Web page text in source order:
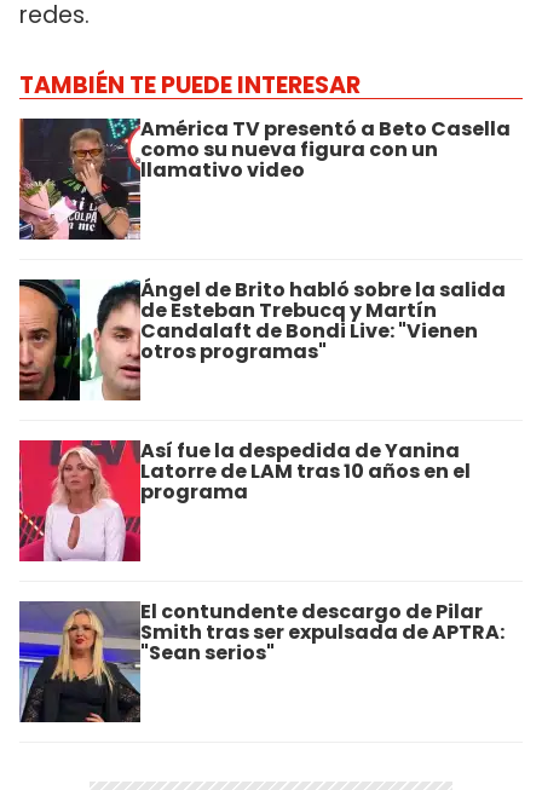
redes.
TAMBIÉN TE PUEDE INTERESAR
América TV presentó a Beto Casella
como su nueva figura con un
llamativo video
Ángel de Brito habló sobre la salida
de Esteban Trebucq y Martín
Candalaft de Bondi Live: "Vienen
otros programas"
Así fue la despedida de Yanina
Latorre de LAM tras 10 años en el
programa
El contundente descargo de Pilar
Smith tras ser expulsada de APTRA:
"Sean serios"